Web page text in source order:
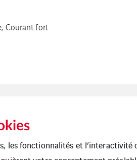
Courant fort
les fonctionnalités et